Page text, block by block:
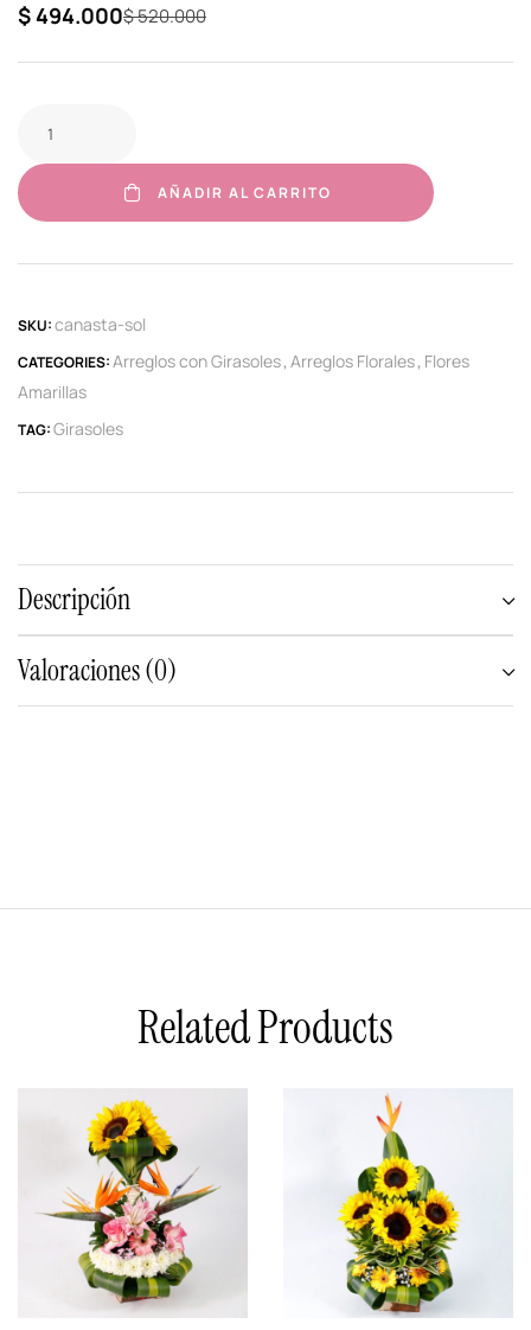
$520.000
$494.000
AÑADIR AL CARRITO
SKU:canasta-sol
CATEGORIES:Arreglos con Girasoles, Arreglos Florales, Flores
Amarillas
TAG:Girasoles
Descripción
Valoraciones (0)
Related Products